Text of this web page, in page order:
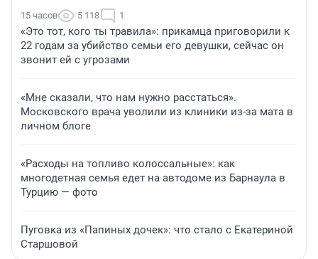
15 часов 5 118 1
«Это тот, кого ты травила»: прикамца приговорили к
22 годам за убийство семьи его девушки, сейчас он
звонит ей с угрозами
«Мне сказали, что нам нужно расстаться».
Московского врача уволили из клиники из-за мата в
личном блоге
«Расходы на топливо колоссальные»: как
многодетная семья едет на автодоме из Барнаула в
Турцию — фото
Пуговка из «Папиных дочек»: что стало с Екатериной
Старшовой